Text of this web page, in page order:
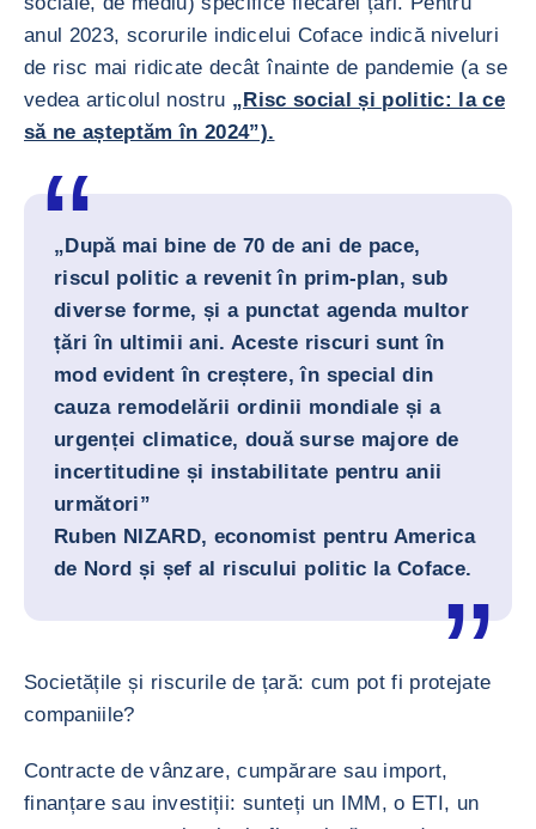
anul 2023, scorurile indicelui Coface indică niveluri
de risc mai ridicate decât înainte de pandemie (a se
vedea articolul nostru „Risc social și politic: la ce
să ne așteptăm în 2024”).
„După mai bine de 70 de ani de pace,
riscul politic a revenit în prim-plan, sub
diverse forme, și a punctat agenda multor
țări în ultimii ani. Aceste riscuri sunt în
mod evident în creștere, în special din
cauza remodelării ordinii mondiale și a
urgenței climatice, două surse majore de
incertitudine și instabilitate pentru anii
următori”
Ruben NIZARD, economist pentru America
de Nord și șef al riscului politic la Coface.
Societățile și riscurile de țară: cum pot fi protejate
companiile?
Contracte de vânzare, cumpărare sau import,
finanțare sau investiții: sunteți un IMM, o ETI, un